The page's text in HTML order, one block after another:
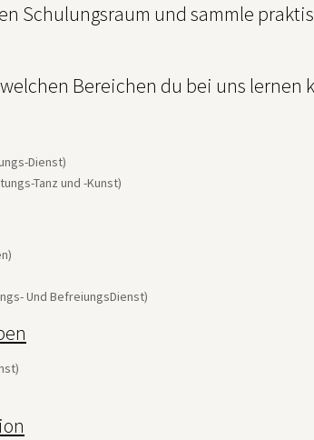
Schulungsraum und sammle
Bereichen du bei uns lernen
Dienst)
Tanz und -Kunst)
Und BefreiungsDienst)